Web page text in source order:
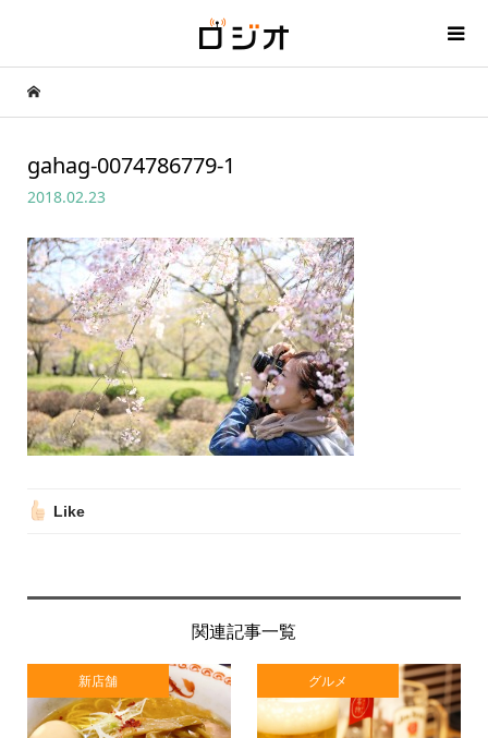
gahag-0074786779-1
2018.02.23
Like
関連記事一覧
新店舗 グルメ